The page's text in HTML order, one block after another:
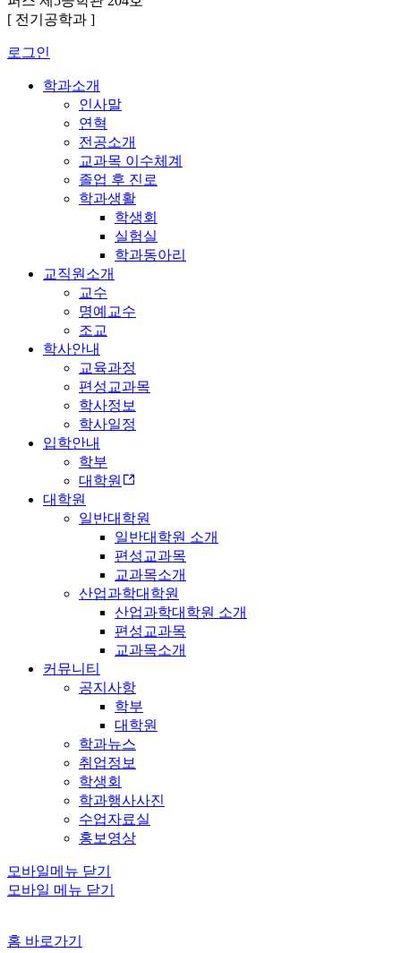
[ 전기공학과 ]
로그인
학과소개
인사말
연혁
전공소개
교과목 이수체계
졸업 후 진로
학과생활
학생회
실험실
학과동아리
교직원소개
교수
명예교수
조교
학사안내
교육과정
편성교과목
학사정보
학사일정
입학안내
학부
대학원
대학원
일반대학원
일반대학원 소개
편성교과목
교과목소개
산업과학대학원
산업과학대학원 소개
편성교과목
교과목소개
커뮤니티
공지사항
학부
대학원
학과뉴스
취업정보
학생회
학과행사사진
수업자료실
홍보영상
모바일메뉴 닫기
모바일 메뉴 닫기
홈 바로가기